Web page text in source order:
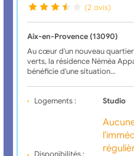
(2 avis)
Aix-en-Provence (13090)
Au cœur d'un nouveau
verts, la résidence Néméa
bénéficie d'une situation…
Logements : Studio